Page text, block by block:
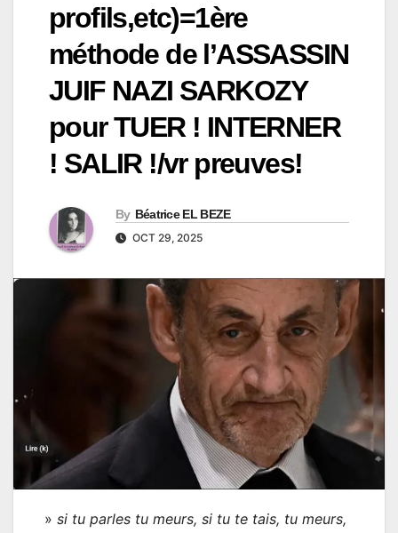
profils,etc)=1ère
méthode de l’ASSASSIN
JUIF NAZI SARKOZY
pour TUER ! INTERNER
! SALIR !/vr preuves!
By Béatrice EL BEZE
OCT 29, 2025
» si tu parles tu meurs, si tu te tais, tu meurs,